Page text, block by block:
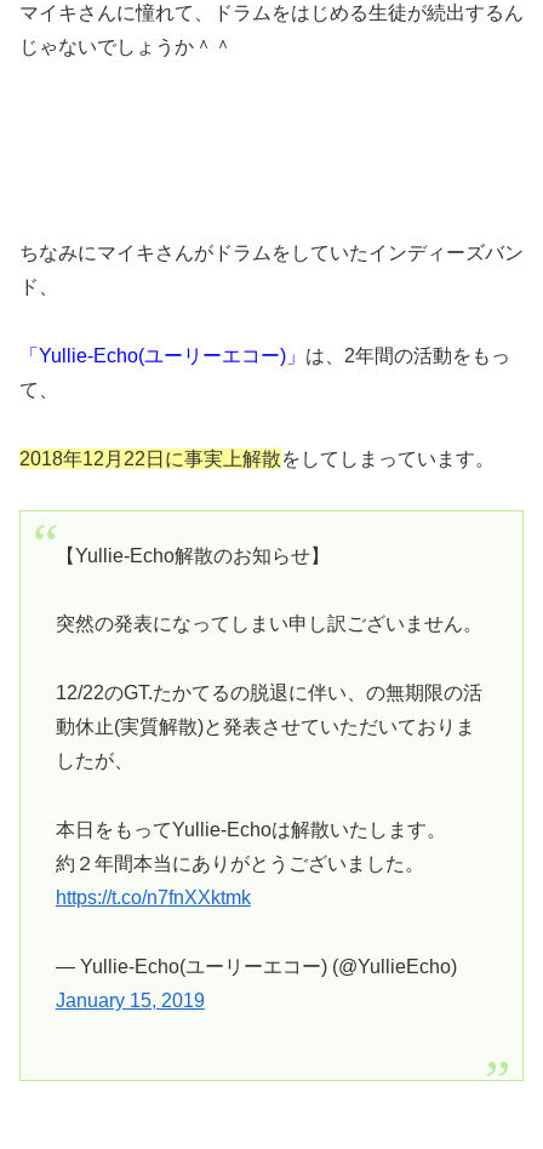
マイキさんに憧れて、ドラムをはじめる生徒が続出するん
じゃないでしょうか＾＾
ちなみにマイキさんがドラムをしていたインディーズバン
ド、
「Yullie-Echo(ユーリーエコー)」 は、2年間の活動をもっ
て、
2018年12月22日に事実上解散をしてしまっています。
【Yullie-Echo解散のお知らせ】
突然の発表になってしまい申し訳ございません。
12/22のGT.たかてるの脱退に伴い、の無期限の活
動休止(実質解散)と発表させていただいておりま
したが、
本日をもってYullie-Echoは解散いたします。
約２年間本当にありがとうございました。
https://t.co/n7fnXXktmk
— Yullie-Echo(ユーリーエコー) (@YullieEcho)
January 15, 2019